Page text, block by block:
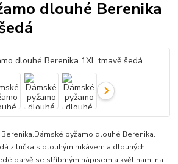
dlouhé Berenika
pyžamo dlouhé Berenika.
z trička s dlouhým rukávem a dlouhých
barvě se stříbrným nápisem a květinami na